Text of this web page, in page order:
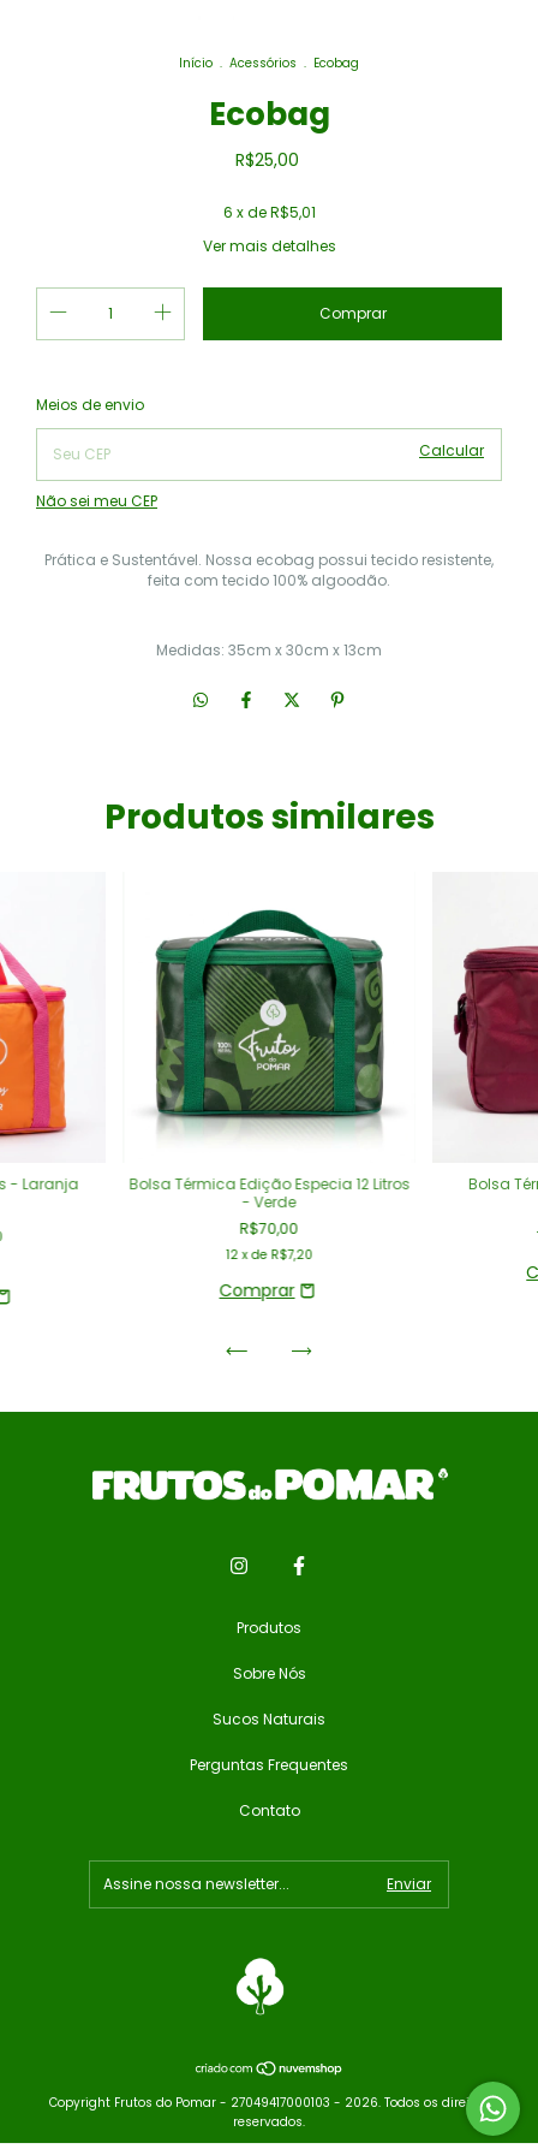
Início . Acessórios . Ecobag
Ecobag
R$25,00
6 x deR$5,01
Ver mais detalhes
Entregas para o CEP:
Meios de envio
Calcular
Não sei meu CEP
Prática e Sustentável. Nossa ecobag possui tecido resistente,
feita com tecido 100% algoodão.
Medidas: 35cm x 30cm x 13cm
Produtos similares
- Laranja
Bolsa Térmica Edição Especia 12 Litros
- Verde
R$70,00
12 x de R$7,20
Bolsa
Produtos
Sobre Nós
Sucos Naturais
Perguntas Frequentes
Contato
Copyright Frutos do Pomar - 27049417000103 - 2026. Todos os direitos
reservados.